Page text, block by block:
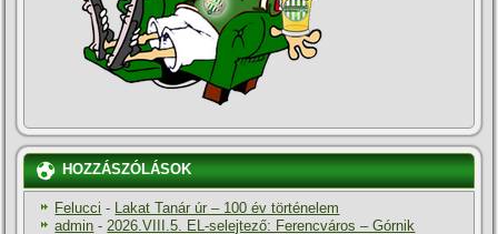
HOZZÁSZÓLÁSOK
Felucci - Lakat Tanár úr – 100 év történelem
admin -2026.VIII.5. EL-selejtező: Ferencváros – Górnik